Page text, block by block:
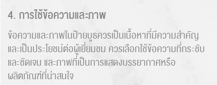
4. การใช้ข้อความและภาพ
ข้อความและภาพในป้ายบูธควรเป็นเนื้อหาที่มีความสำคัญ
และเป็นประโยชน์ต่อผู้เยี่ยมชม ควรเลือกใช้ข้อความที่กระชับ
และชัดเจน และภาพที่เป็นการแสดงบรรยากาศหรือ
ผลิตภัณฑ์ที่น่าสนใจ